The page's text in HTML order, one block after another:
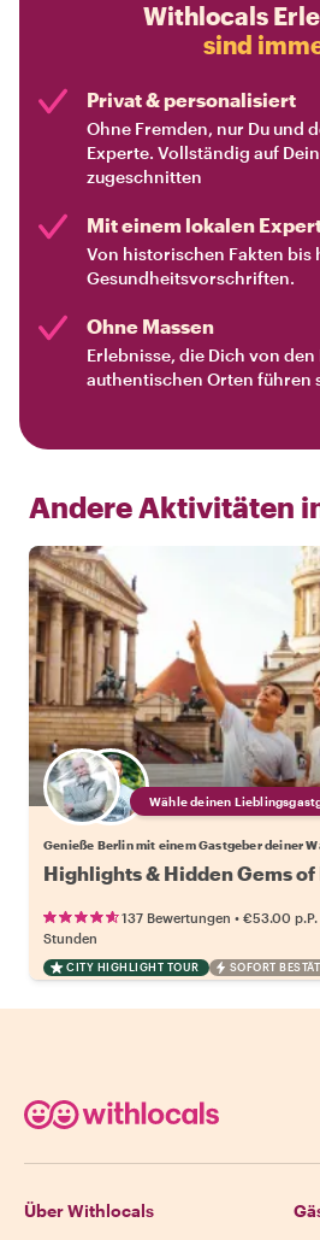
Withlocals
sind
Privat & personalisiert
Ohne Fremden, nur Du und
Experte. Vollständig auf
zugeschnitten
Mit einem lokalen
Von historischen Fakten bis
Gesundheitsvorschriften.
Ohne Massen
Erlebnisse, die Dich von den
authentischen Orten führen
Andere Aktivitäten
Wähle deinen
Genieße Berlin mit einem Gastgeber deiner
Highlights & Hidden Gems
137 Bewertungen • €53.00 p.P.
Stunden
CITY HIGHLIGHT TOUR SOFORT
Über Withlocals